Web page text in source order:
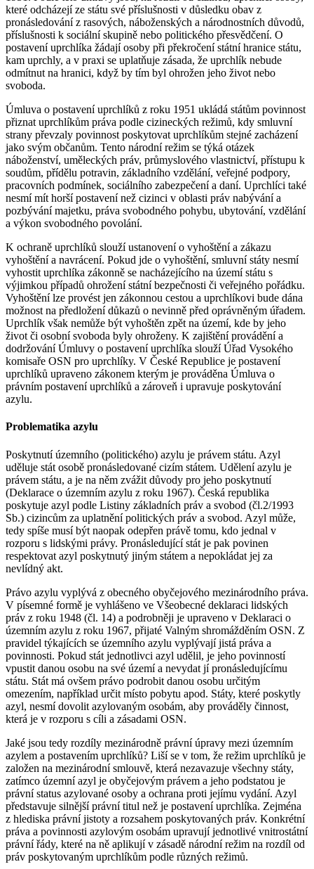
které odcházejí ze státu své příslušnosti v důsledku obav z
pronásledování z rasových, náboženských a národnostních důvodů,
příslušnosti k sociální skupině nebo politického přesvědčení. O
postavení uprchlíka žádají osoby při překročení státní hranice státu,
kam uprchly, a v praxi se uplatňuje zásada, že uprchlík nebude
odmítnut na hranici, když by tím byl ohrožen jeho život nebo
svoboda.
Úmluva o postavení uprchlíků z roku 1951 ukládá státům povinnost
přiznat uprchlíkům práva podle cizineckých režimů, kdy smluvní
strany převzaly povinnost poskytovat uprchlíkům stejné zacházení
jako svým občanům. Tento národní režim se týká otázek
náboženství, uměleckých práv, průmyslového vlastnictví, přístupu k
soudům, přídělu potravin, základního vzdělání, veřejné podpory,
pracovních podmínek, sociálního zabezpečení a daní. Uprchlíci také
nesmí mít horší postavení než cizinci v oblasti práv nabývání a
pozbývání majetku, práva svobodného pohybu, ubytování, vzdělání
a výkon svobodného povolání.
K ochraně uprchlíků slouží ustanovení o vyhoštění a zákazu
vyhoštění a navrácení. Pokud jde o vyhoštění, smluvní státy nesmí
vyhostit uprchlíka zákonně se nacházejícího na území státu s
výjimkou případů ohrožení státní bezpečnosti či veřejného pořádku.
Vyhoštění lze provést jen zákonnou cestou a uprchlíkovi bude dána
možnost na předložení důkazů o nevinně před oprávněným úřadem.
Uprchlík však nemůže být vyhoštěn zpět na území, kde by jeho
život či osobní svoboda byly ohroženy. K zajištění provádění a
dodržování Úmluvy o postavení uprchlíka slouží Úřad Vysokého
komisaře OSN pro uprchlíky. V České Republice je postavení
uprchlíků upraveno zákonem kterým je prováděna Úmluva o
právním postavení uprchlíků a zároveň i upravuje poskytování
azylu.
Problematika azylu
Poskytnutí územního (politického) azylu je právem státu. Azyl
uděluje stát osobě pronásledované cizím státem. Udělení azylu je
právem státu, a je na něm zvážit důvody pro jeho poskytnutí
(Deklarace o územním azylu z roku 1967). Česká republika
poskytuje azyl podle Listiny základních práv a svobod (čl.2/1993
Sb.) cizincům za uplatnění politických práv a svobod. Azyl může,
tedy spíše musí být naopak odepřen právě tomu, kdo jednal v
rozporu s lidskými právy. Pronásledující stát je pak povinen
respektovat azyl poskytnutý jiným státem a nepokládat jej za
nevlídný akt.
Právo azylu vyplývá z obecného obyčejového mezinárodního práva.
V písemné formě je vyhlášeno ve Všeobecné deklaraci lidských
práv z roku 1948 (čl. 14) a podrobněji je upraveno v Deklaraci o
územním azylu z roku 1967, přijaté Valným shromážděním OSN. Z
pravidel týkajících se územního azylu vyplývají jistá práva a
povinnosti. Pokud stát jednotlivci azyl udělil, je jeho povinností
vpustit danou osobu na své území a nevydat jí pronásledujícímu
státu. Stát má ovšem právo podrobit danou osobu určitým
omezením, například určit místo pobytu apod. Státy, které poskytly
azyl, nesmí dovolit azylovaným osobám, aby prováděly činnost,
která je v rozporu s cíli a zásadami OSN.
Jaké jsou tedy rozdíly mezinárodně právní úpravy mezi územním
azylem a postavením uprchlíků? Liší se v tom, že režim uprchlíků je
založen na mezinárodní smlouvě, která nezavazuje všechny státy,
zatímco územní azyl je obyčejovým právem a jeho podstatou je
právní status azylované osoby a ochrana proti jejímu vydání. Azyl
představuje silnější právní titul než je postavení uprchlíka. Zejména
z hlediska právní jistoty a rozsahem poskytovaných práv. Konkrétní
práva a povinnosti azylovým osobám upravují jednotlivé vnitrostátní
právní řády, které na ně aplikují v zásadě národní režim na rozdíl od
práv poskytovaným uprchlíkům podle různých režimů.